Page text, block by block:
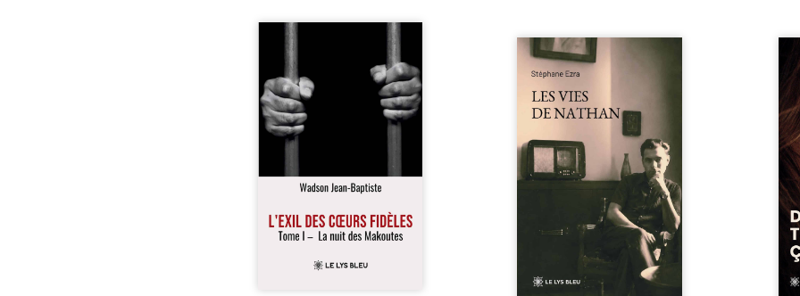
« Une nuit suffit parfois pour
briser une famille… mais
certaines fidélités traversent
les années. » Haïti, sous la
dictature des Duvalier. La peur
s’étend jusque dans les
villages les plus reculés. À
Bainet, Jean-Joël Joli mène une
existence paisible avec sa
famille. Chef de section
respecté, il refuse pourtant de
fermer les yeux sur l’injustice.
Mais, dans un ...
Les vies de Nathan est un
recueil de poésie né en trois
la première fois, Stéphane Ezra,
médium, a pu communiquer
avec son père, disparu depuis
plus de vingt ans et qu’il n’a
jamais connu. De ce dialogue
par-delà la mort naissent des
poèmes qui retracent une vie
marquée par la Seconde
Guerre mondiale, une identité
juive brisée, la guerre ...
À
ce